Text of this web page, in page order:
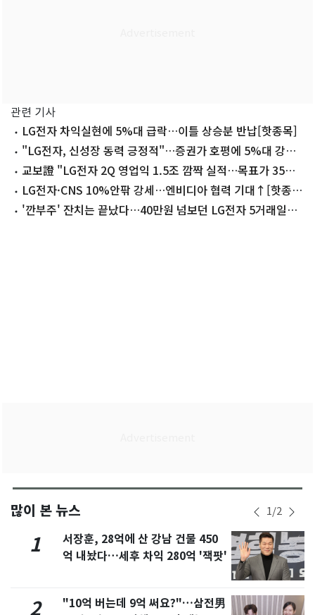
관련 기사
LG전자 차익실현에 5%대 급락…이틀 상승분 반납[핫종목]
"LG전자, 신성장 동력 긍정적"…증권가 호평에 5%대 강세
[핫종목]
교보證 "LG전자 2Q 영업익 1.5조 깜짝 실적…목표가 35만
원"LG전자·CNS 10%안팎 강세…엔비디아 협력 기대↑[핫종
목]'깐부주' 잔치는 끝났다…40만원 넘보던 LG전자 5거래일간
많이 본 뉴스 1/2
1
서장훈, 28억에 산 강남 건물 450
억 내놨다…세후 차익 280억 '잭팟'
2
"10억 버는데 9억 써요?"…삼전男